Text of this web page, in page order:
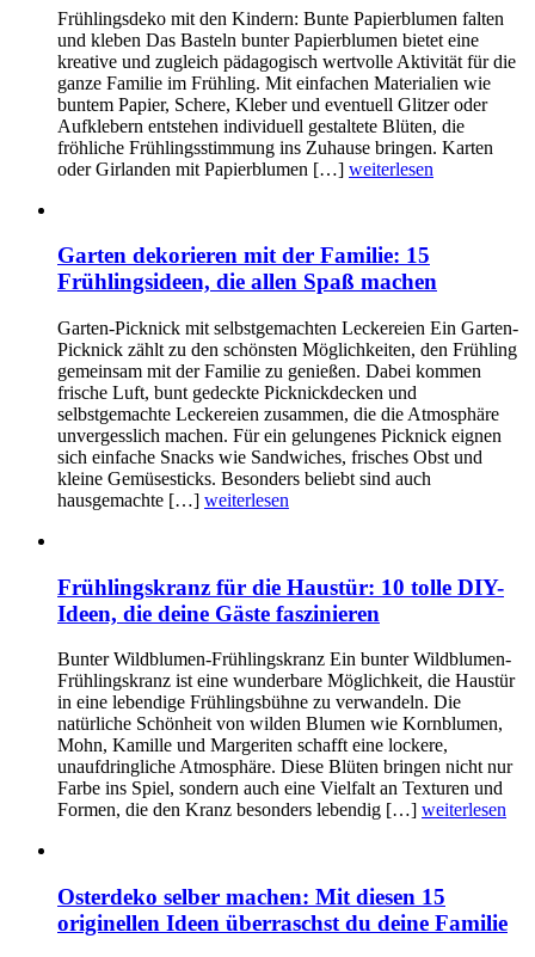
Frühlingsdeko mit den Kindern: Bunte Papierblumen falten
und kleben Das Basteln bunter Papierblumen bietet eine
kreative und zugleich pädagogisch wertvolle Aktivität für die
ganze Familie im Frühling. Mit einfachen Materialien wie
buntem Papier, Schere, Kleber und eventuell Glitzer oder
Aufklebern entstehen individuell gestaltete Blüten, die
fröhliche Frühlingsstimmung ins Zuhause bringen. Karten
oder Girlanden mit Papierblumen […] weiterlesen
Garten dekorieren mit der Familie: 15
Frühlingsideen, die allen Spaß machen
Garten-Picknick mit selbstgemachten Leckereien Ein Garten-
Picknick zählt zu den schönsten Möglichkeiten, den Frühling
gemeinsam mit der Familie zu genießen. Dabei kommen
frische Luft, bunt gedeckte Picknickdecken und
selbstgemachte Leckereien zusammen, die die Atmosphäre
unvergesslich machen. Für ein gelungenes Picknick eignen
sich einfache Snacks wie Sandwiches, frisches Obst und
kleine Gemüsesticks. Besonders beliebt sind auch
hausgemachte […] weiterlesen
Frühlingskranz für die Haustür: 10 tolle DIY-
Ideen, die deine Gäste faszinieren
Bunter Wildblumen-Frühlingskranz Ein bunter Wildblumen-
Frühlingskranz ist eine wunderbare Möglichkeit, die Haustür
in eine lebendige Frühlingsbühne zu verwandeln. Die
natürliche Schönheit von wilden Blumen wie Kornblumen,
Mohn, Kamille und Margeriten schafft eine lockere,
unaufdringliche Atmosphäre. Diese Blüten bringen nicht nur
Farbe ins Spiel, sondern auch eine Vielfalt an Texturen und
Formen, die den Kranz besonders lebendig […] weiterlesen
Osterdeko selber machen: Mit diesen 15
originellen Ideen überraschst du deine Familie